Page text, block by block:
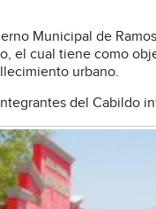
Municipal de
el cual tiene como
urbano.
del Cabildo